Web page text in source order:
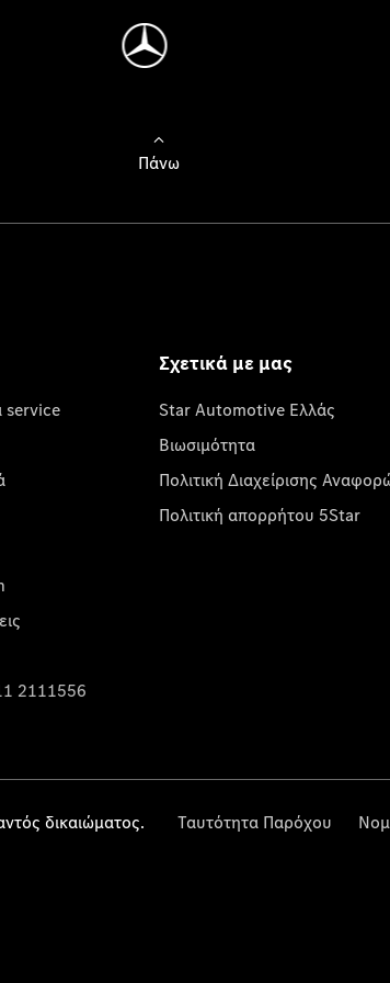
Πάνω
service
2111556
Σχετικά με μας
Star Automotive Ελλάς
Βιωσιμότητα
Πολιτική Διαχείρισης
Πολιτική απορρήτου 5Star
δικαιώματος. Ταυτότητα Παρόχου